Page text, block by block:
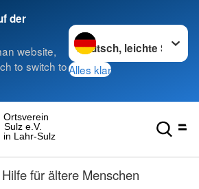
der
website,
to switch to
Sprache wechseln zu
Alles klar
in Lahr-Sulz
Sulz e.V.
Ortsverein
für ältere Menschen